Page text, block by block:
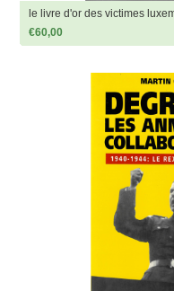
le livre d'or des victimes
1945
€60,00